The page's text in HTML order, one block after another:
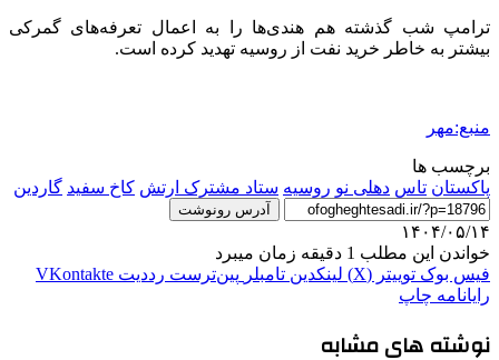
ترامپ شب گذشته هم هندی‌ها را به اعمال تعرفه‌های گمرکی
بیشتر به خاطر خرید نفت از روسیه تهدید کرده است.
منبع:مهر
برچسب ها
پاکستان تاس دهلی نو روسیه ستاد مشترک ارتش کاخ سفید گاردین
آدرس رونوشت
۱۴۰۴/۰۵/۱۴
خواندن این مطلب 1 دقیقه زمان میبرد
فیس بوک توییتر (X) لینکدین ‫تامبلر ‫پین‌ترست ‫رددیت ‫VKontakte
رایانامه چاپ
نوشته های مشابه